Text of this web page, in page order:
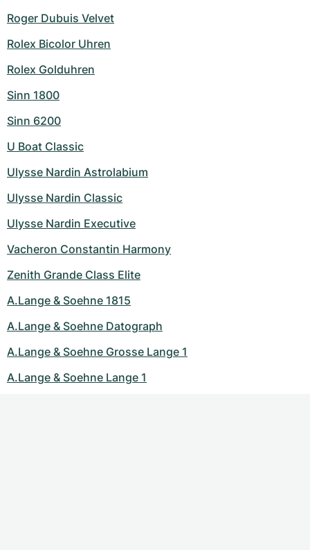
Roger Dubuis Velvet
Rolex Bicolor Uhren
Rolex Golduhren
Sinn 1800
Sinn 6200
U Boat Classic
Ulysse Nardin Astrolabium
Ulysse Nardin Classic
Ulysse Nardin Executive
Vacheron Constantin Harmony
Zenith Grande Class Elite
A.Lange & Soehne 1815
A.Lange & Soehne Datograph
A.Lange & Soehne Grosse Lange 1
A.Lange & Soehne Lange 1